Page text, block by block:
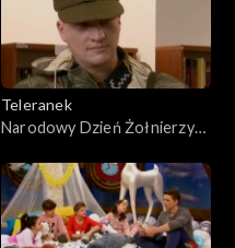
Teleranek
Narodowy Dzień Żołnierzy